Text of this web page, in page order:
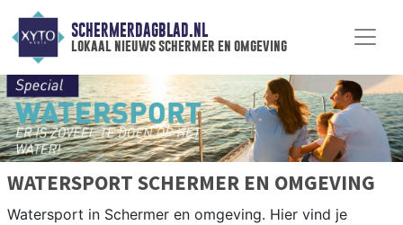
SCHERMERDAGBLAD.NL
lokaal nieuws schermer en omgeving
WATERSPORT SCHERMER EN OMGEVING
Watersport in Schermer en omgeving. Hier vind je